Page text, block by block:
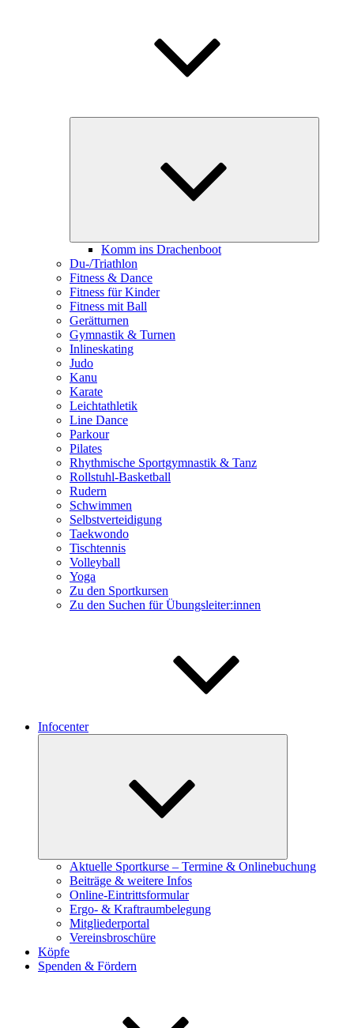
Komm ins Drachenboot
Du-/Triathlon
Fitness & Dance
Fitness für Kinder
Fitness mit Ball
Gerätturnen
Gymnastik & Turnen
Inlineskating
Judo
Kanu
Karate
Leichtathletik
Line Dance
Parkour
Pilates
Rhythmische Sportgymnastik & Tanz
Rollstuhl-Basketball
Rudern
Schwimmen
Selbstverteidigung
Taekwondo
Tischtennis
Volleyball
Yoga
Zu den Sportkursen
Zu den Suchen für Übungsleiter:innen
Infocenter
Aktuelle Sportkurse – Termine & Onlinebuchung
Beiträge & weitere Infos
Online-Eintrittsformular
Ergo- & Kraftraumbelegung
Mitgliederportal
Vereinsbroschüre
Köpfe
Spenden & Fördern